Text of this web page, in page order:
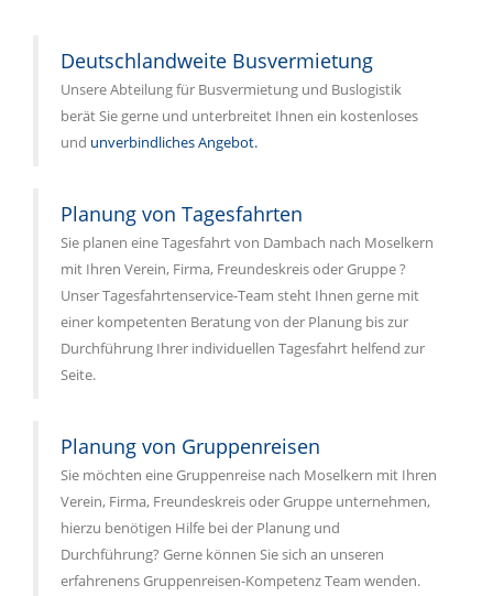
Deutschlandweite Busvermietung
Unsere Abteilung für Busvermietung und Buslogistik
berät Sie gerne und unterbreitet Ihnen ein kostenloses
und unverbindliches Angebot.
Planung von Tagesfahrten
Sie planen eine Tagesfahrt von Dambach nach Moselkern
mit Ihren Verein, Firma, Freundeskreis oder Gruppe ?
Unser Tagesfahrtenservice-Team steht Ihnen gerne mit
einer kompetenten Beratung von der Planung bis zur
Durchführung Ihrer individuellen Tagesfahrt helfend zur
Seite.
Planung von Gruppenreisen
Sie möchten eine Gruppenreise nach Moselkern mit Ihren
Verein, Firma, Freundeskreis oder Gruppe unternehmen,
hierzu benötigen Hilfe bei der Planung und
Durchführung? Gerne können Sie sich an unseren
erfahrenens Gruppenreisen-Kompetenz Team wenden.